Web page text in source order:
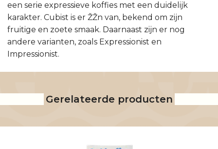
een serie expressieve koffies met een duidelijk
karakter. Cubist is er ŽŽn van, bekend om zijn
fruitige en zoete smaak. Daarnaast zijn er nog
andere varianten, zoals Expressionist en
Impressionist.
Gerelateerde producten